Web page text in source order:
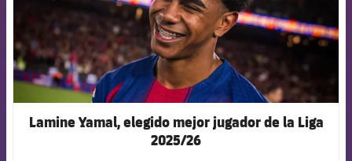
Lamine Yamal, elegido mejor jugador de la Liga
2025/26